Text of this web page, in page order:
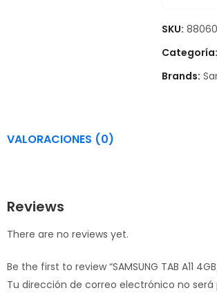
SKU:
Categoría:
Brands:
VALORACIONES (0)
Reviews
There are no reviews yet.
Be the first to review “SAMSUNG TAB A11
Tu dirección de correo electrónico no será